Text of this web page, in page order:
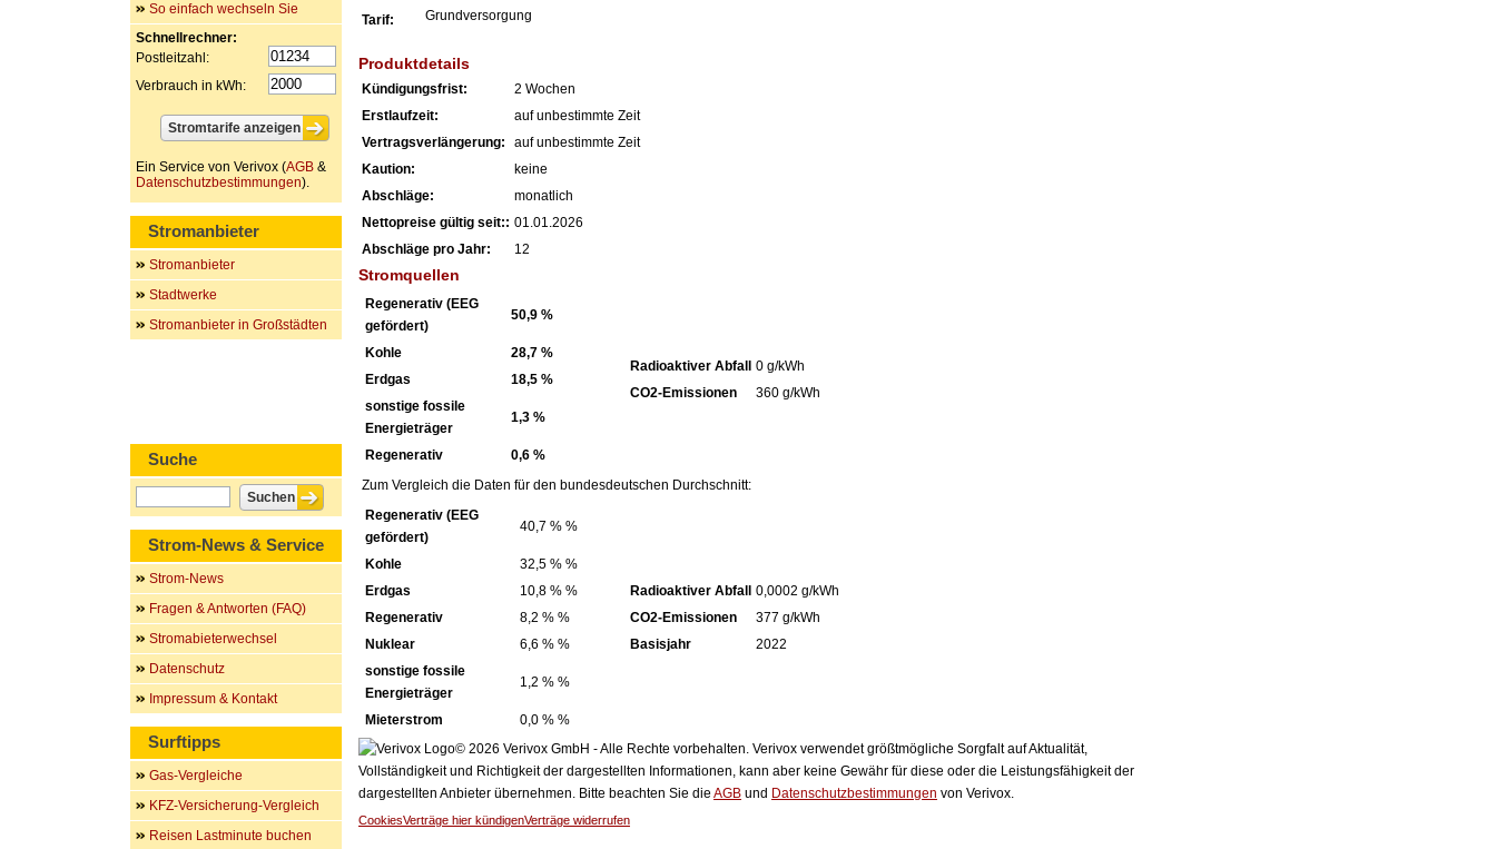
Tarif: Grundversorgung
Produktdetails
Kündigungsfrist:
2 Wochen
Erstlaufzeit:
auf unbestimmte Zeit
Vertragsverlängerung:
auf unbestimmte Zeit
Kaution:
keine
Abschläge:
monatlich
Nettopreise gültig seit:: 01.01.2026
Abschläge pro Jahr:
12
Stromquellen
Regenerativ (EEG
gefördert)
50,9 %
Kohle
28,7 %
Erdgas
18,5 %
sonstige fossile
Energieträger
1,3 %
Regenerativ 0,6 %
Radioaktiver Abfall
0 g/kWh
CO2-Emissionen
360 g/kWh
Zum Vergleich die Daten für den bundesdeutschen Durchschnitt:
Regenerativ (EEG
gefördert)
40,7 % %
Kohle
32,5 % %
Erdgas
10,8 % %
Regenerativ
8,2 % %
Nuklear
6,6 % %
sonstige fossile
Energieträger
1,2 % %
Mieterstrom 0,0 % %
Radioaktiver Abfall
0,0002 g/kWh
CO2-Emissionen
377 g/kWh
Basisjahr
2022
© 2026 Verivox GmbH - Alle Rechte vorbehalten. Verivox verwendet größtmögliche Sorgfalt auf Aktualität,
Vollständigkeit und Richtigkeit der dargestellten Informationen, kann aber keine Gewähr für diese oder die Leistungsfähigkeit der
dargestellten Anbieter übernehmen. Bitte beachten Sie die AGB und Datenschutzbestimmungen von Verivox.
CookiesVerträge hier kündigenVerträge widerrufen
So einfach wechseln Sie
Schnellrechner:
Postleitzahl:
Verbrauch in kWh:
Ein Service von Verivox (AGB &
Datenschutzbestimmungen).
Stromanbieter
Stromanbieter
Stadtwerke
Stromanbieter in Großstädten
Suche
Strom-News & Service
Strom-News
Fragen & Antworten (FAQ)
Stromabieterwechsel
Datenschutz
Impressum & Kontakt
Surftipps
Gas-Vergleiche
KFZ-Versicherung-Vergleich
Reisen Lastminute buchen